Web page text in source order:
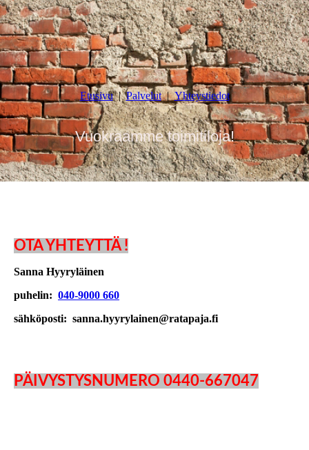
Etusivu Palvelut Yhteystiedot
Vuokraamme toimitiloja!
Vuokraamme toimitiloja Kouvolan ja Kuusankosken
alueella sekä yrityksille että yksityisille!
OTA YHTEYTTÄ !
Sanna Hyyryläinen
puhelin: 040-9000 660
sähköposti: sanna.hyyrylainen@ratapaja.fi
PÄIVYSTYSNUMERO 0440-667047